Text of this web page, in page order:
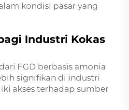
kondisi pasar yang
Industri Kokas
FGD berbasis amonia
signifikan di industri
akses terhadap sumber